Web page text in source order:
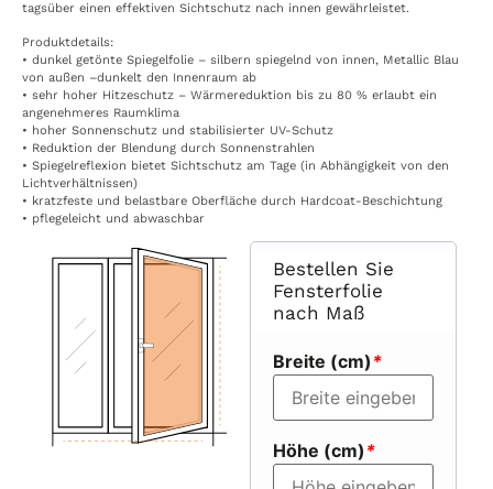
tagsüber einen effektiven Sichtschutz nach innen gewährleistet.
Produktdetails:
• dunkel getönte Spiegelfolie – silbern spiegelnd von innen, Metallic Blau
von außen –dunkelt den Innenraum ab
• sehr hoher Hitzeschutz – Wärmereduktion bis zu 80 % erlaubt ein
angenehmeres Raumklima
• hoher Sonnenschutz und stabilisierter UV-Schutz
• Reduktion der Blendung durch Sonnenstrahlen
• Spiegelreflexion bietet Sichtschutz am Tage (in Abhängigkeit von den
Lichtverhältnissen)
• kratzfeste und belastbare Oberfläche durch Hardcoat-Beschichtung
• pflegeleicht und abwaschbar
Bestellen Sie
Fensterfolie
nach Maß
Breite (cm) *
Höhe (cm) *